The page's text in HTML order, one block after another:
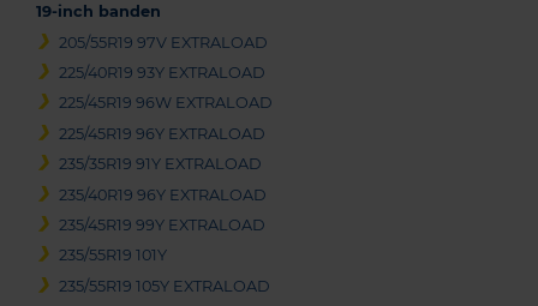
19-inch banden
205/55R19 97V EXTRALOAD
225/40R19 93Y EXTRALOAD
225/45R19 96W EXTRALOAD
225/45R19 96Y EXTRALOAD
235/35R19 91Y EXTRALOAD
235/40R19 96Y EXTRALOAD
235/45R19 99Y EXTRALOAD
235/55R19 101Y
235/55R19 105Y EXTRALOAD